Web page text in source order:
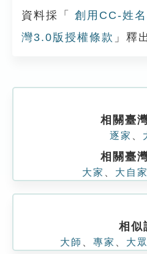
資料採「
創用CC-姓
灣3.0版授權條款 」釋
相關臺
逐家
相關臺
大家 大自家
相似
大師 專家 大眾